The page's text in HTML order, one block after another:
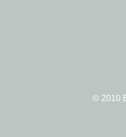
© 2010